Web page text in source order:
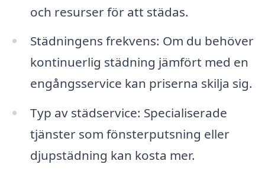
och resurser för att städas.
Städningens frekvens: Om du behöver
kontinuerlig städning jämfört med en
engångsservice kan priserna skilja sig.
Typ av städservice: Specialiserade
tjänster som fönsterputsning eller
djupstädning kan kosta mer.